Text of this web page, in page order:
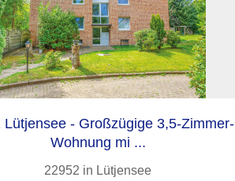
Lütjensee - Großzügige 3,5-Zimmer-
Wohnung mi ...
22952 in Lütjensee